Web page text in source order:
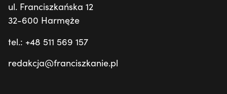
ul. Franciszkańska 12
32-600 Harmęże
tel.: +48 511 569 157
redakcja@franciszkanie.pl